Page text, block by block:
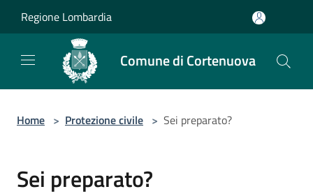
Regione Lombardia
Comune di Cortenuova
Home > Protezione civile > Sei preparato?
Sei preparato?